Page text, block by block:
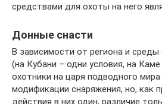
средствами для охоты на него
Донные снасти
В зависимости от региона и
(на Кубани – одни условия, на
охотники на царя подводного
модификации снаряжения, но, как
действия в них один, различие